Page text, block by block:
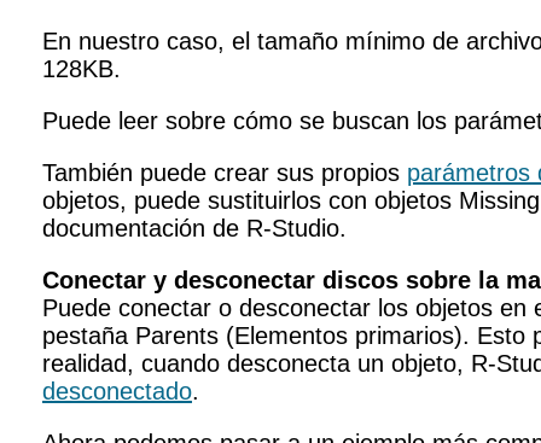
En nuestro caso, el tamaño mínimo de
128KB.
Puede leer sobre cómo se buscan los
También puede crear sus propios parámetros
objetos, puede sustituirlos con objetos
documentación de R-Studio.
Conectar y desconectar discos sobre la
Puede conectar o desconectar los objetos en
pestaña Parents (Elementos primarios).
realidad, cuando desconecta un objeto, R-
desconectado.